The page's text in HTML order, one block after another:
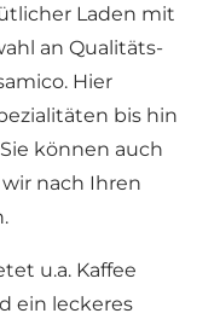
Laden mit
an Qualitäts-
Hier
bis hin
können auch
nach Ihren
u.a. Kaffee
ein leckeres